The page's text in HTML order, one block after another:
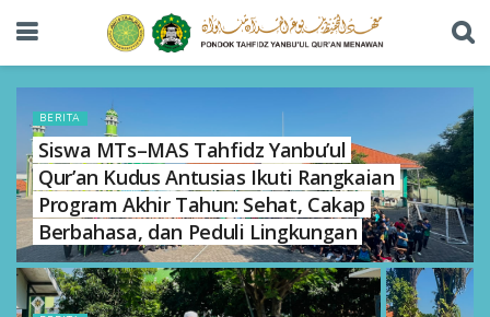
BERITA
Siswa MTs–MAS Tahfidz Yanbu’ul
Qur’an Kudus Antusias Ikuti Rangkaian
Program Akhir Tahun: Sehat, Cakap
Berbahasa, dan Peduli Lingkungan